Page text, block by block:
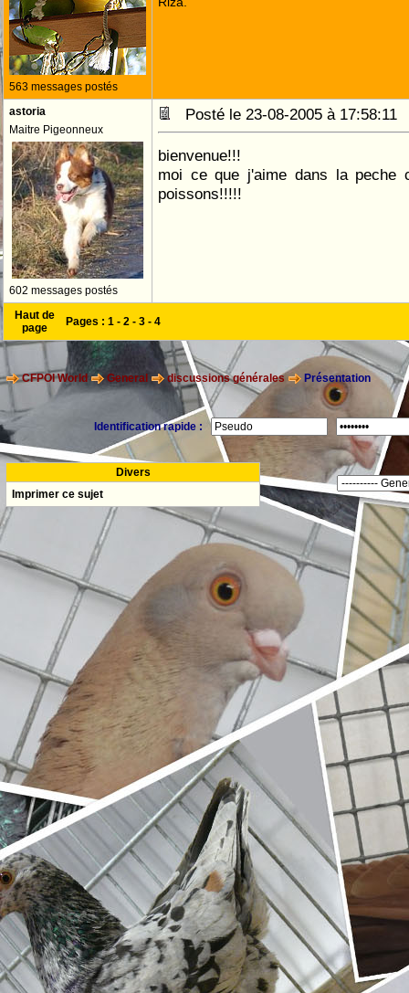
563 messages postés
astoria
Maitre Pigeonneux
602 messages postés
Posté le 23-08-2005 à
bienvenue!!!
moi ce que j'aime dans la peche
poissons!!!!!
Haut de
page
Pages : 1 - 2 - 3 - 4
CFPOI World General discussions générales Présentation
Identification rapide :
Divers
Imprimer ce sujet